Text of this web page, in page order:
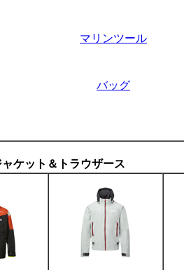
マリンツール
バッグ
ケット＆トラウザース